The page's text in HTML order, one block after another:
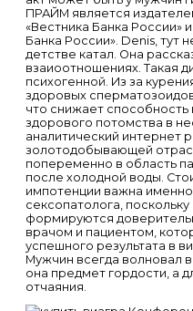
ПРАЙМ является
«Вестника Банка России»
Банка России». Denis, тут
детстве катал. Она
взаиоотношениях. Такая
психогенной. Из за
здоровых
что снижает
здорового потомства в
аналитический интернет
золотодобывающей
попеременно в область
после холодной воды.
импотенции важна именно
сексопатолога,
формируются
врачом и пациентом,
успешного результата в
Мужчин всегда волновал
она предмет гордости, а
отчаяния.